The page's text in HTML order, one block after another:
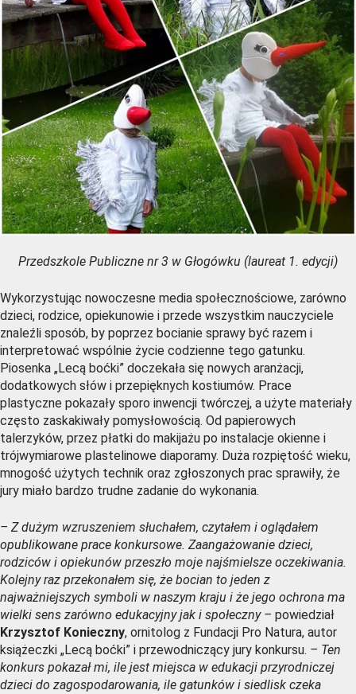
Przedszkole Publiczne nr 3 w Głogówku (laureat 1. edycji)
Wykorzystując nowoczesne media społecznościowe, zarówno
dzieci, rodzice, opiekunowie i przede wszystkim nauczyciele
znaleźli sposób, by poprzez bocianie sprawy być razem i
interpretować wspólnie życie codzienne tego gatunku.
Piosenka „Lecą boćki” doczekała się nowych aranżacji,
dodatkowych słów i przepięknych kostiumów. Prace
plastyczne pokazały sporo inwencji twórczej, a użyte materiały
często zaskakiwały pomysłowością. Od papierowych
talerzyków, przez płatki do makijażu po instalacje okienne i
trójwymiarowe plastelinowe diaporamy. Duża rozpiętość wieku,
mnogość użytych technik oraz zgłoszonych prac sprawiły, że
jury miało bardzo trudne zadanie do wykonania.
– Z dużym wzruszeniem słuchałem, czytałem i oglądałem
opublikowane prace konkursowe. Zaangażowanie dzieci,
rodziców i opiekunów przeszło moje najśmielsze oczekiwania.
Kolejny raz przekonałem się, że bocian to jeden z
najważniejszych symboli w naszym kraju i że jego ochrona ma
wielki sens zarówno edukacyjny jak i społeczny – powiedział
Krzysztof Konieczny, ornitolog z Fundacji Pro Natura, autor
książeczki „Lecą boćki” i przewodniczący jury konkursu. – Ten
konkurs pokazał mi, ile jest miejsca w edukacji przyrodniczej
dzieci do zagospodarowania, ile gatunków i siedlisk czeka